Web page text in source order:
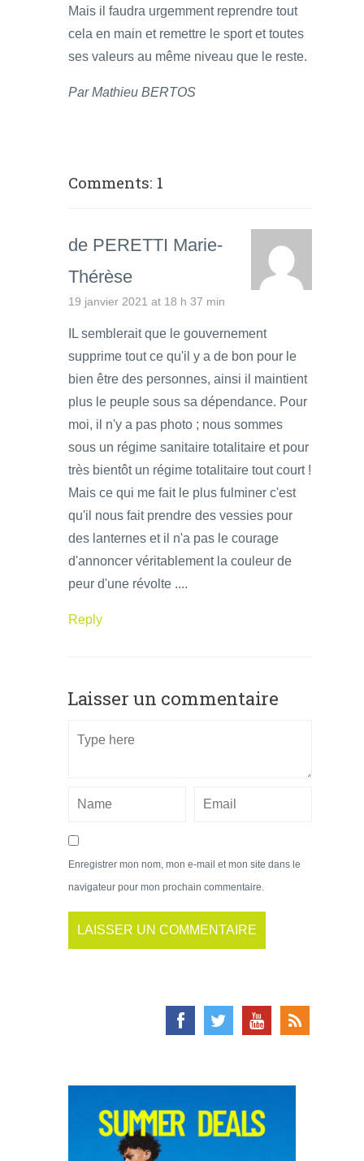
Mais il faudra urgemment reprendre tout
cela en main et remettre le sport et toutes
ses valeurs au même niveau que le reste.
Par Mathieu BERTOS
Comments: 1
de PERETTI Marie-
Thérèse
19 janvier 2021 at 18 h 37 min
IL semblerait que le gouvernement
supprime tout ce qu'il y a de bon pour le
bien être des personnes, ainsi il maintient
plus le peuple sous sa dépendance. Pour
moi, il n'y a pas photo ; nous sommes
sous un régime sanitaire totalitaire et pour
très bientôt un régime totalitaire tout court !
Mais ce qui me fait le plus fulminer c'est
qu'il nous fait prendre des vessies pour
des lanternes et il n'a pas le courage
d'annoncer véritablement la couleur de
peur d'une révolte ....
Reply
Laisser un commentaire
Enregistrer mon nom, mon e-mail et mon site dans le
navigateur pour mon prochain commentaire.